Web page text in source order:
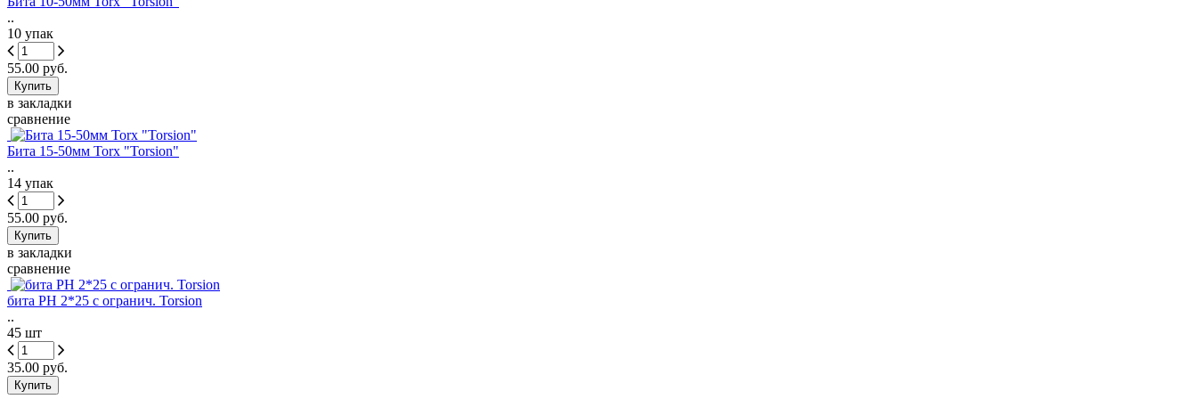
..
10 упак
55.00 руб.
в закладки
сравнение
Бита 15-50мм Torx "Torsion"
..
14 упак
55.00 руб.
в закладки
сравнение
бита РН 2*25 с огранич. Torsion
..
45 шт
35.00 руб.